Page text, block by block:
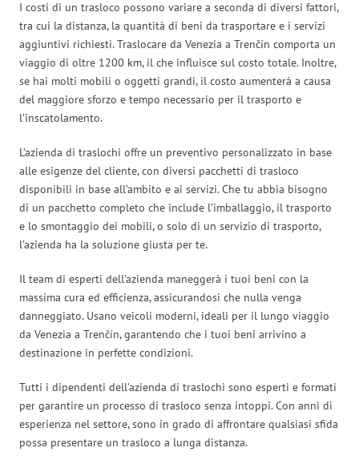
I costi di un trasloco possono variare a seconda di diversi fattori,
tra cui la distanza, la quantità di beni da trasportare e i servizi
aggiuntivi richiesti. Traslocare da Venezia a Trenčín comporta un
viaggio di oltre 1200 km, il che influisce sul costo totale. Inoltre,
se hai molti mobili o oggetti grandi, il costo aumenterà a causa
del maggiore sforzo e tempo necessario per il trasporto e
l’inscatolamento.
L’azienda di traslochi offre un preventivo personalizzato in base
alle esigenze del cliente, con diversi pacchetti di trasloco
disponibili in base all’ambito e ai servizi. Che tu abbia bisogno
di un pacchetto completo che include l’imballaggio, il trasporto
e lo smontaggio dei mobili, o solo di un servizio di trasporto,
l’azienda ha la soluzione giusta per te.
Il team di esperti dell’azienda maneggerà i tuoi beni con la
massima cura ed efficienza, assicurandosi che nulla venga
danneggiato. Usano veicoli moderni, ideali per il lungo viaggio
da Venezia a Trenčín, garantendo che i tuoi beni arrivino a
destinazione in perfette condizioni.
Tutti i dipendenti dell’azienda di traslochi sono esperti e formati
per garantire un processo di trasloco senza intoppi. Con anni di
esperienza nel settore, sono in grado di affrontare qualsiasi sfida
possa presentare un trasloco a lunga distanza.